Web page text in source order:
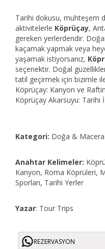
Tarihi dokusu, muhteşem
aktivitelerle Köprüçay,
gereken yerlerdendir.
kaçamak yapmak veya
yaşamak istiyorsanız,
seçenektir. Doğal
tatil geçirmek için bizimle
Köprüçay: Kanyon ve
Köprüçay Akarsuyu: Tarihi
Kategori: Doğa & Macera
Anahtar Kelimeler:
Kanyon, Roma Köprüleri,
Sporları, Tarihi Yerler
Yazar: Tour Trips
REZERVASYON